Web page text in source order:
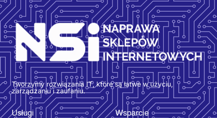
Tworzymy rozwiązania IT, które są łatwe w użyciu,
zarządzaniu i zaufaniu.
Usługi Wsparcie